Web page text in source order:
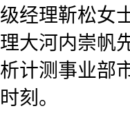
级经理靳松女
理大河内崇帆
析计测事业部
时刻。